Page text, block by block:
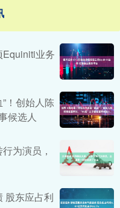
业务
！创始人陈
候选人
为演员，
股东应占利